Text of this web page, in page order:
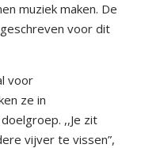
muziek maken. De
voor dit
voor
ze in
,,Je zit
vijver te vissen”,